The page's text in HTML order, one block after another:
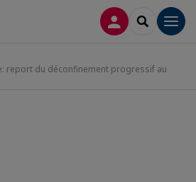
CONNEXION
report du déconfinement progressif au